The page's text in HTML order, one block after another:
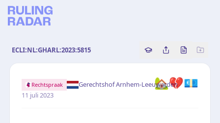
ECLI:NL:GHARL:2023:5815 Copy source
Share this
Bekijk
🏡💔💶
Rechtspraak Gerechtshof Arnhem-Leeuwarden·
11 juli 2023